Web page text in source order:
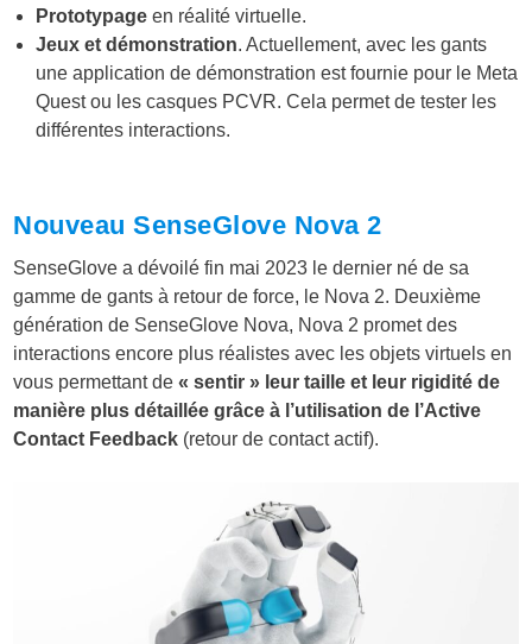
Prototypage en réalité virtuelle.
Jeux et démonstration. Actuellement, avec les gants
une application de démonstration est fournie pour le Meta
Quest ou les casques PCVR. Cela permet de tester les
différentes interactions.
Nouveau SenseGlove Nova 2
SenseGlove a dévoilé fin mai 2023 le dernier né de sa
gamme de gants à retour de force, le Nova 2. Deuxième
génération de SenseGlove Nova, Nova 2 promet des
interactions encore plus réalistes avec les objets virtuels en
vous permettant de« sentir » leur taille et leur rigidité de
manière plus détaillée grâce à l’utilisation de l’Active
Contact Feedback (retour de contact actif).